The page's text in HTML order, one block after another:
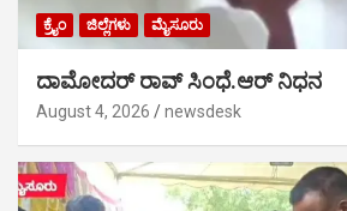
ಕ್ರೈಂ ಜಿಲ್ಲೆಗಳು ಮೈಸೂರು
ದಾಮೋದರ್ ರಾವ್ ಸಿಂಧೆ.ಆರ್ ನಿಧನ
August 4, 2026 newsdesk